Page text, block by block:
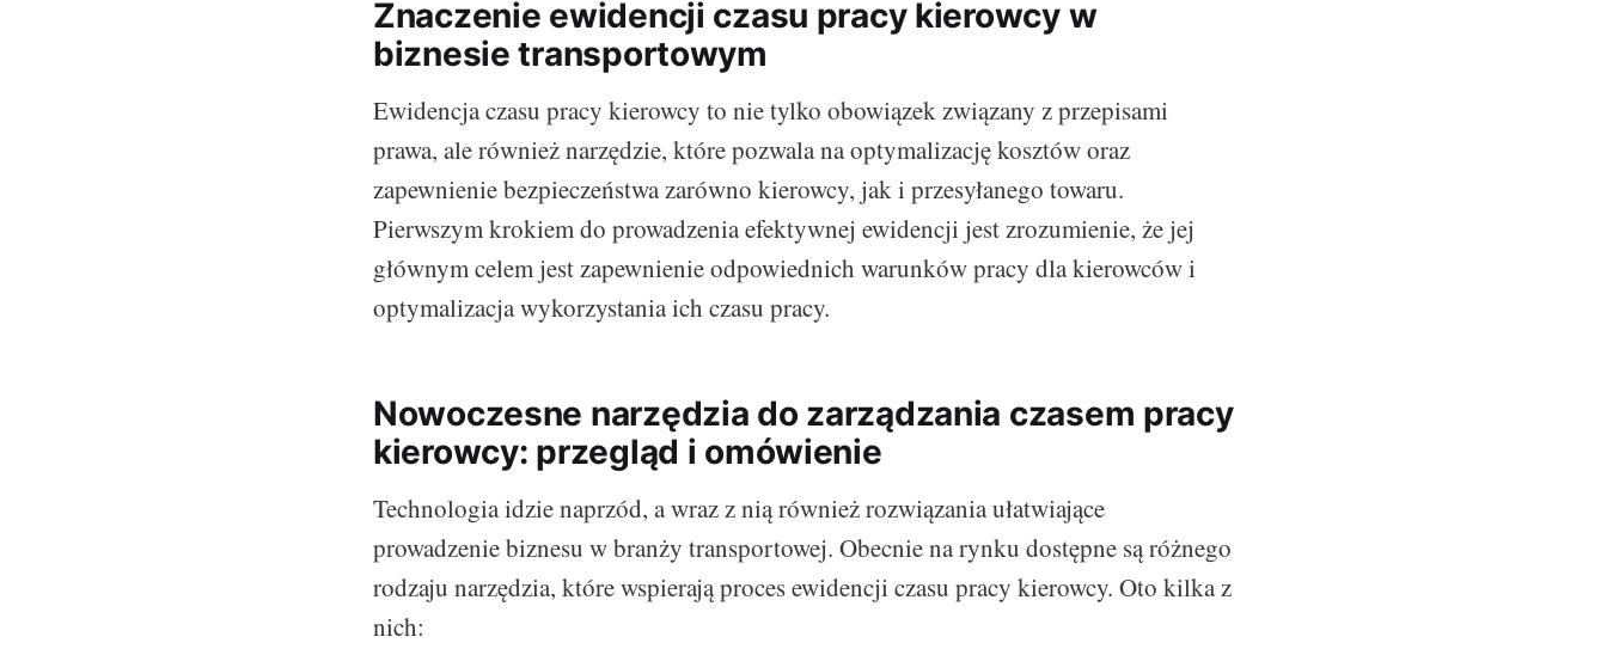
Znaczenie ewidencji czasu pracy kierowcy w
biznesie transportowym
Ewidencja czasu pracy kierowcy to nie tylko obowiązek związany z przepisami
prawa, ale również narzędzie, które pozwala na optymalizację kosztów oraz
zapewnienie bezpieczeństwa zarówno kierowcy, jak i przesyłanego towaru.
Pierwszym krokiem do prowadzenia efektywnej ewidencji jest zrozumienie, że jej
głównym celem jest zapewnienie odpowiednich warunków pracy dla kierowców i
optymalizacja wykorzystania ich czasu pracy.
Nowoczesne narzędzia do zarządzania czasem pracy
kierowcy: przegląd i omówienie
Technologia idzie naprzód, a wraz z nią również rozwiązania ułatwiające
prowadzenie biznesu w branży transportowej. Obecnie na rynku dostępne są różnego
rodzaju narzędzia, które wspierają proces ewidencji czasu pracy kierowcy. Oto kilka z
nich: